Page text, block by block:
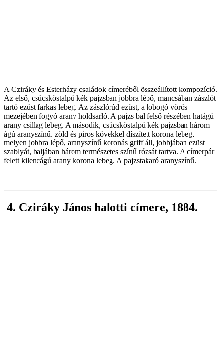
A Cziráky és Esterházy családok címeréből összeállított kompozíció.
Az első, csücsköstalpú kék pajzsban jobbra lépő, mancsában zászlót
tartó ezüst farkas lebeg. Az zászlórúd ezüst, a lobogó vörös
mezejében fogyó arany holdsarló. A pajzs bal felső részében hatágú
arany csillag lebeg. A második, csücsköstalpú kék pajzsban három
ágú aranyszínű, zöld és piros kövekkel díszített korona lebeg,
melyen jobbra lépő, aranyszínű koronás griff áll, jobbjában ezüst
szablyát, baljában három természetes színű rózsát tartva. A címerpár
felett kilencágú arany korona lebeg. A pajzstakaró aranyszínű.
4. Cziráky János halotti címere, 1884.